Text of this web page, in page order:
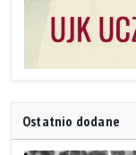
Ostatnio dodane